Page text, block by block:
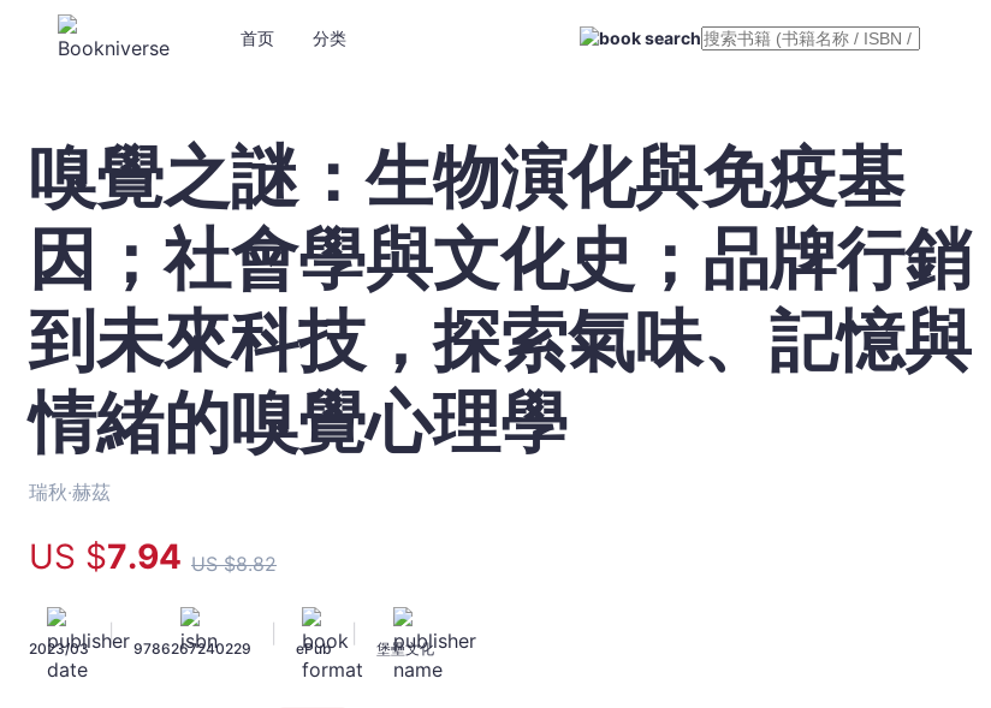
首页 分类
嗅
之
謎：
生
物
演
化
免
因；
會
與
文
化
嗅覺之謎：生物演化與免疫基
因；社會學與文化史；品牌行銷
到未來科技，探索氣味、記憶與
情緒的嗅覺心理學
瑞秋‧赫茲
US $7.94 US $8.82
2023/03
|
9786267240229 ePub 堡壘文化